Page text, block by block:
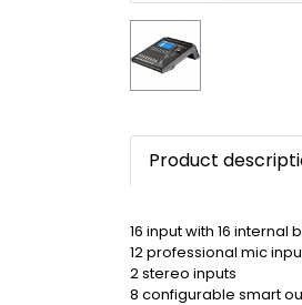
Product
16 input with 16 internal
12 professional mic
2 stereo inputs
8 configurable smart